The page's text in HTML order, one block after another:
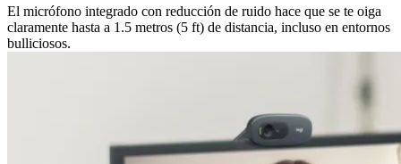
El micrófono integrado con reducción de ruido hace que se te oiga
claramente hasta a 1.5 metros (5 ft) de distancia, incluso en entornos
bulliciosos.